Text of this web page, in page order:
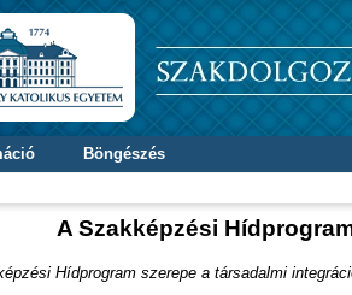
Böngészés
A Szakképzési
Hídprogram szerepe a társadalmi